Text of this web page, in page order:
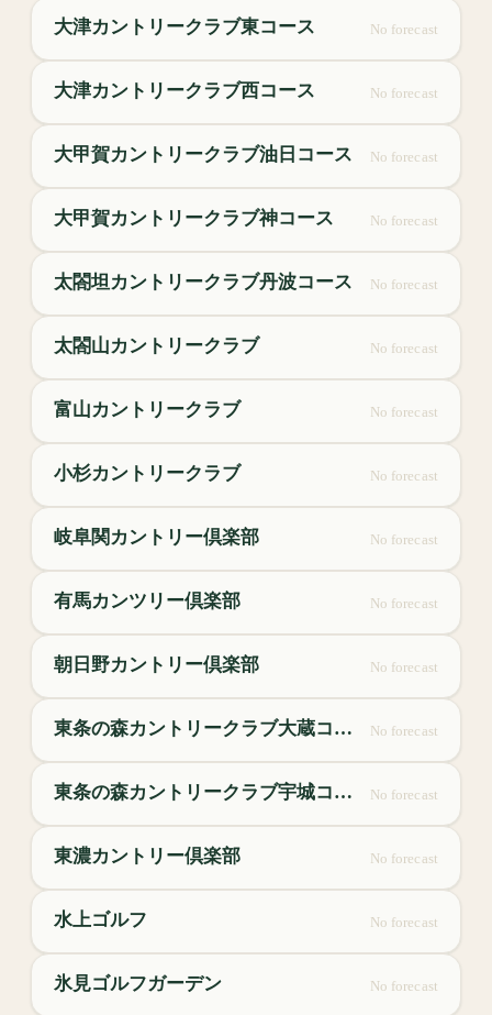
大津カントリークラブ東コース No forecast
大津カントリークラブ西コース No forecast
大甲賀カントリークラブ油日コース No forecast
大甲賀カントリークラブ神コース No forecast
太閤坦カントリークラブ丹波コース No forecast
太閤山カントリークラブ No forecast
富山カントリークラブ No forecast
小杉カントリークラブ No forecast
岐阜関カントリー倶楽部 No forecast
有馬カンツリー倶楽部 No forecast
朝日野カントリー倶楽部 No forecast
東条の森カントリークラブ大蔵コース No forecast
東条の森カントリークラブ宇城コース No forecast
東濃カントリー倶楽部 No forecast
水上ゴルフ No forecast
氷見ゴルフガーデン No forecast